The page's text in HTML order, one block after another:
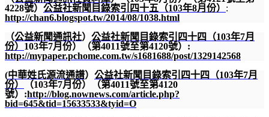
4228號） 公益社新聞目錄索引四十五（103年8月份） :
http://chan6.blogspot.tw/2014/08/1038.html
（公益新聞通訊社） 公益社新聞目錄索引四十四（103年7月
份） 103年7月份）（第4011號至第4120號） :
http://mypaper.pchome.com.tw/s1681688/post/1329142568
(中華姓氏源流通譜） 公益社新聞目錄索引四十四（103年7月
份）
（103年7月份）（第4011號至第4120
號） :http://blog.nownews.com/article.php?
bid=645&tid=15633533&tyid=O